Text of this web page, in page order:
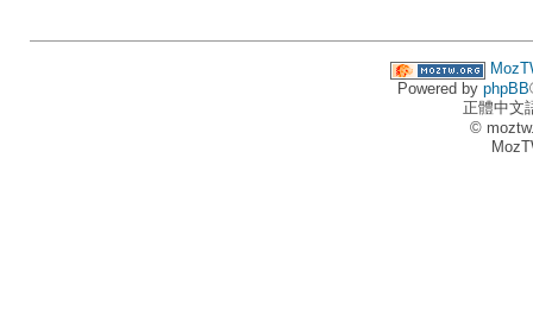
Powered by phpBB
正體中文
©